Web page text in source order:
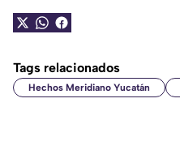
Tags relacionados
Hechos Meridiano Yucatán